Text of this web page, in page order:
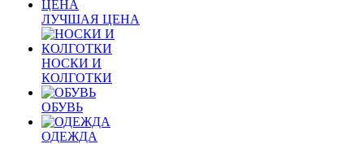
ЛУЧШАЯ ЦЕНА
НОСКИ И
КОЛГОТКИ
ОБУВЬ
ОДЕЖДА